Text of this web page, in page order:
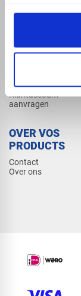
Beregening
Dak en gevel
Klantaccount
aanvragen
OVER VOS
PRODUCTS
Contact
Over ons